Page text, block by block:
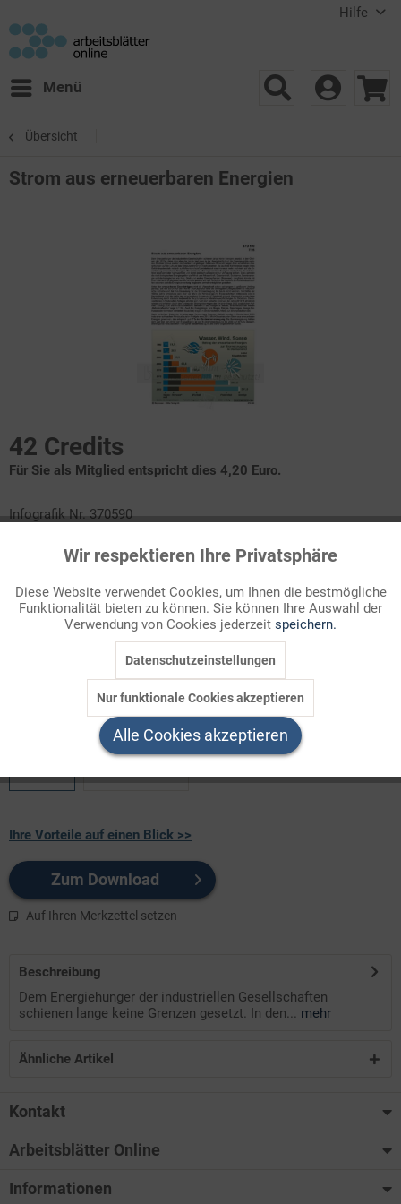
Hilfe
Menü
Übersicht
Strom aus erneuerbaren Energien
42 Credits
Für Sie als Mitglied entspricht dies 4,20 Euro.
Infografik Nr. 370590
Bis 2030 soll der Anteil der Erneuerbaren Energien an der
an Übertragungsleitungen und Speicherkapazitäten, aber das
Ziel liegt schon in erreichbarer Nähe. Verfolgen Sie im
ZAHLENBILD, wie sich der Beitrag der Erneuerbaren seit 1990
Welchen Download brauchen Sie?
Ihre Vorteile auf einen Blick >>
Zum Download
Auf Ihren Merkzettel setzen
Beschreibung
Dem Energiehunger der industriellen Gesellschaften
schienen lange keine Grenzen gesetzt. In den... mehr
Ähnliche Artikel
Kontakt
Arbeitsblätter Online
Informationen
Funktionale Aktiv
Marketing Inaktiv
Inaktiv
Wir respektieren Ihre Privatsphäre
Diese Website verwendet Cookies, um Ihnen die bestmögliche
Funktionalität bieten zu können. Sie können Ihre Auswahl der
Verwendung von Cookies jederzeit speichern.
Datenschutzeinstellungen
Nur funktionale Cookies akzeptieren
Alle Cookies akzeptieren